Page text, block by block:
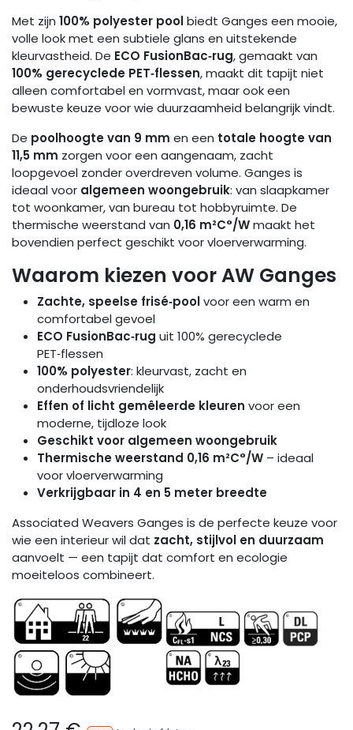
Met zijn 100% polyester poolbiedt Ganges een mooie,
volle look met een subtiele glans en uitstekende
kleurvastheid. De ECO FusionBac‑rug, gemaakt van
100% gerecyclede PET‑flessen, maakt dit tapijt niet
alleen comfortabel en vormvast, maar ook een
bewuste keuze voor wie duurzaamheid belangrijk vindt.
De poolhoogte van 9 mm en een totale hoogte van
11,5 mm zorgen voor een aangenaam, zacht
loopgevoel zonder overdreven volume. Ganges is
ideaal voor algemeen woongebruik: van slaapkamer
tot woonkamer, van bureau tot hobbyruimte. De
thermische weerstand van 0,16 m²C°/Wmaakt het
bovendien perfect geschikt voor vloerverwarming.
Waarom kiezen voor AW Ganges
Zachte, speelse frisé‑poolvoor een warm en
comfortabel gevoel
ECO FusionBac‑rug uit 100% gerecyclede
PET‑flessen
100% polyester: kleurvast, zacht en
onderhoudsvriendelijk
Effen of licht gemêleerde kleuren voor een
moderne, tijdloze look
Geschikt voor algemeen woongebruik
Thermische weerstand 0,16 m²C°/W – ideaal
voor vloerverwarming
Verkrijgbaar in 4 en 5 meter breedte
Associated Weavers Ganges is de perfecte keuze voor
wie een interieur wil dat zacht, stijlvol en duurzaam
aanvoelt — een tapijt dat comfort en ecologie
moeiteloos combineert.